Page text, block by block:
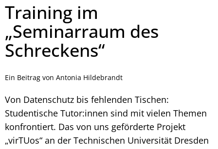
Training im
„Seminarraum des
Schreckens“
Ein Beitrag von Antonia Hildebrandt
Von Datenschutz bis fehlenden Tischen:
Studentische Tutor:innen sind mit vielen Themen
konfrontiert. Das von uns geförderte Projekt
„virTUos“ an der Technischen Universität Dresden